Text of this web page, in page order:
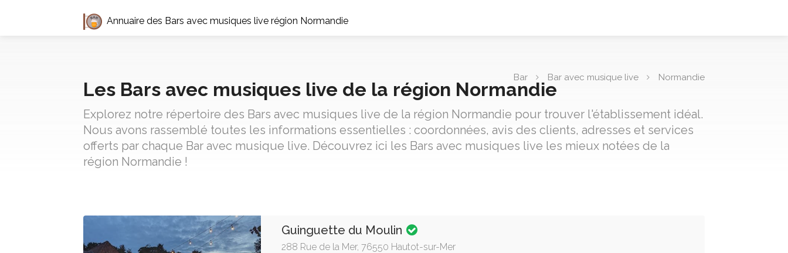
Annuaire des Bars avec musiques live région Normandie
Bar Bar avec musique live Normandie
Les Bars avec musiques live de la région Normandie
Explorez notre répertoire des Bars avec musiques live de la région Normandie pour trouver l'établissement idéal.
Nous avons rassemblé toutes les informations essentielles : coordonnées, avis des clients, adresses et services
offerts par chaque Bar avec musique live. Découvrez ici les Bars avec musiques live les mieux notées de la
région Normandie !
Guinguette du Moulin
288 Rue de la Mer, 76550 Hautot-sur-Mer